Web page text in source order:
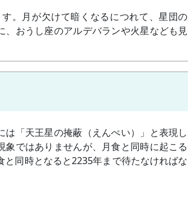
。月が欠けて暗くなるにつれて、星団の
おうし座のアルデバランや火星なども見
「天王星の掩蔽（えんぺい）」と表現し
ではありませんが、月食と同時に起こる
同時となると2235年まで待たなければな